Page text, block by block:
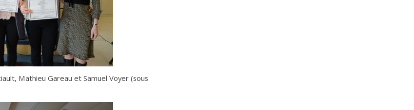
Mathieu Gareau et Samuel Voyer (sous